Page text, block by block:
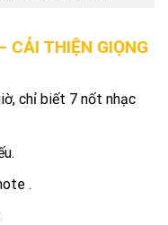
CẢI THIỆN GIỌNG
chỉ biết 7 nốt nhạc
.